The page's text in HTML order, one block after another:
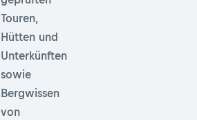
Touren,
Hütten und
Unterkünften
sowie
Bergwissen
von